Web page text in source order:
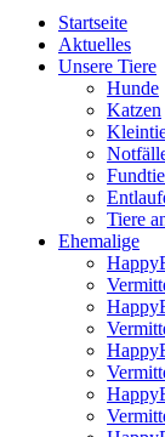
Startseite
Aktuelles
Unsere Tiere
Hunde
Katzen
Tiere
Ehemalige